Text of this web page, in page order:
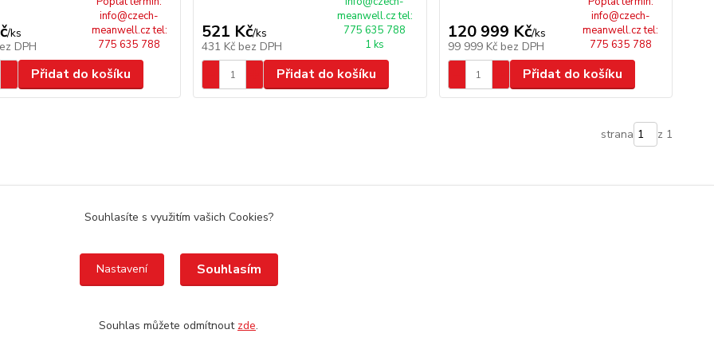
/ks
DPH
info@czech-
meanwell.cz tel:
775 635 788
Přidat do košíku
521 Kč/ks
431 Kč bez DPH
meanwell.cz tel:
775 635 788
1 ks
Přidat do košíku
120 999 Kč/ks
99 999 Kč bez DPH
info@czech-
meanwell.cz tel:
775 635 788
Přidat do košíku
strana z 1
czech-delta.cz
Souhlasíte s využitím vašich Cookies?
Nastavení Souhlasím
Souhlas můžete odmítnout zde.